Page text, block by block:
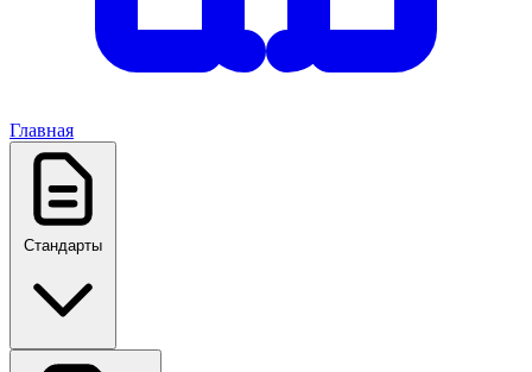
Главная
Стандарты
ГОСТ, ГОСТ Р, ПНСТ